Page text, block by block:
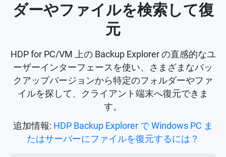
ダーやファイルを検索して復
元
HDP for PC/VM 上の Backup Explorer の直感的なユ
ーザーインターフェースを使い、さまざまなバッ
クアップバージョンから特定のフォルダーやファ
イルを探して、クライアント端末へ復元できま
す。
追加情報: HDP Backup Explorer で Windows PC ま
たはサーバーにファイルを復元するには？